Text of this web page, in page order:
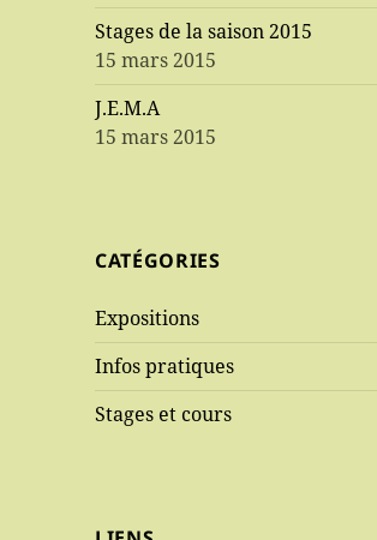
Stages de la saison 2015
15 mars 2015
J.E.M.A
15 mars 2015
CATÉGORIES
Expositions
Infos pratiques
Stages et cours